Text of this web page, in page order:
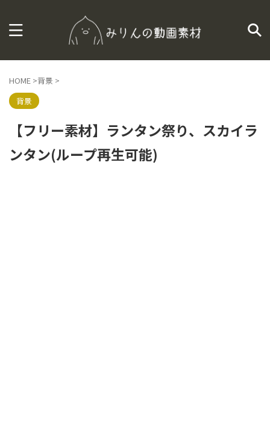
HOME >背景 >
背景
【フリー素材】ランタン祭り、スカイラ
ンタン(ループ再生可能)